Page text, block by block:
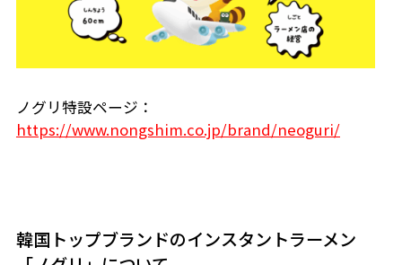
ノグリ特設ページ：
https://www.nongshim.co.jp/brand/neoguri/
韓国トップブランドのインスタントラーメン